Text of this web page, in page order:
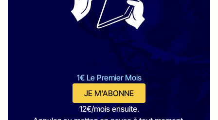
1€ Le Premier Mois
JE M'ABONNE
12€/mois ensuite.